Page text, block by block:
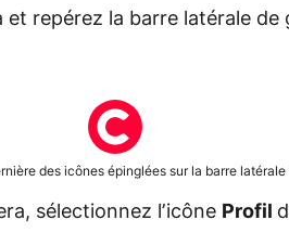
et repérez la barre latérale de
des icônes épinglées sur la barre
sélectionnez l’icône Profil